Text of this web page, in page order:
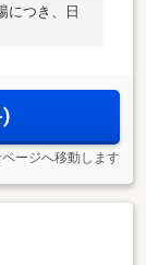
につき、日
ージへ移動します